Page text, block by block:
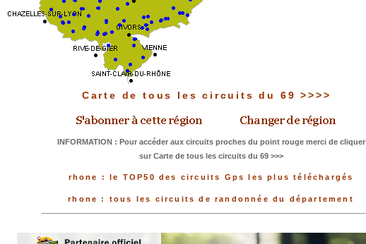
Carte de tous les circuits du 69 >>>>
INFORMATION : Pour accéder aux circuits proches du point rouge merci de cliquer
sur Carte de tous les circuits du 69 >>>
rhone : le TOP50 des circuits Gps les plus téléchargés
rhone : tous les circuits de randonnée du département